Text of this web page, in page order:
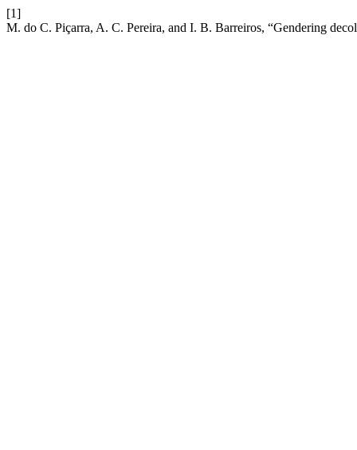
[1]
M. do C. Piçarra, A. C. Pereira, and I. B. Barreiros, “Gendering